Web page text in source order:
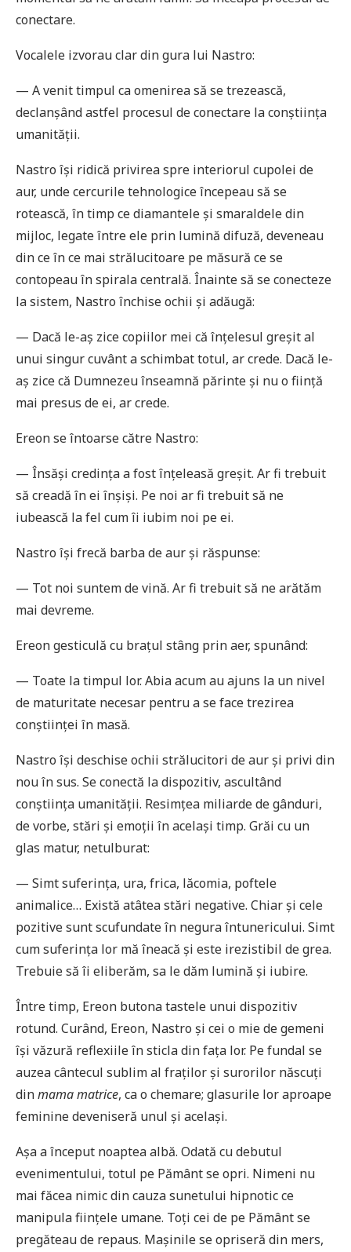
conectare.
Vocalele izvorau clar din gura lui Nastro:
— A venit timpul ca omenirea să se trezească,
declanșând astfel procesul de conectare la conștiința
umanității.
Nastro își ridică privirea spre interiorul cupolei de
aur, unde cercurile tehnologice începeau să se
rotească, în timp ce diamantele și smaraldele din
mijloc, legate între ele prin lumină difuză, deveneau
din ce în ce mai strălucitoare pe măsură ce se
contopeau în spirala centrală. Înainte să se conecteze
la sistem, Nastro închise ochii și adăugă:
— Dacă le-aș zice copiilor mei că înțelesul greșit al
unui singur cuvânt a schimbat totul, ar crede. Dacă le-
aș zice că Dumnezeu înseamnă părinte și nu o ființă
mai presus de ei, ar crede.
Ereon se întoarse către Nastro:
— Însăși credința a fost înțeleasă greșit. Ar fi trebuit
să creadă în ei înșiși. Pe noi ar fi trebuit să ne
iubească la fel cum îi iubim noi pe ei.
Nastro își frecă barba de aur și răspunse:
— Tot noi suntem de vină. Ar fi trebuit să ne arătăm
mai devreme.
Ereon gesticulă cu brațul stâng prin aer, spunând:
— Toate la timpul lor. Abia acum au ajuns la un nivel
de maturitate necesar pentru a se face trezirea
conștiinței în masă.
Nastro își deschise ochii strălucitori de aur și privi din
nou în sus. Se conectă la dispozitiv, ascultând
conștiința umanității. Resimțea miliarde de gânduri,
de vorbe, stări și emoții în același timp. Grăi cu un
glas matur, netulburat:
— Simt suferința, ura, frica, lăcomia, poftele
animalice… Există atâtea stări negative. Chiar și cele
pozitive sunt scufundate în negura întunericului. Simt
cum suferința lor mă îneacă și este irezistibil de grea.
Trebuie să îi eliberăm, sa le dăm lumină și iubire.
Între timp, Ereon butona tastele unui dispozitiv
rotund. Curând, Ereon, Nastro și cei o mie de gemeni
își văzură reflexiile în sticla din fața lor. Pe fundal se
auzea cântecul sublim al fraților și surorilor născuți
dinmama matrice, ca o chemare; glasurile lor aproape
feminine deveniseră unul și același.
Așa a început noaptea albă. Odată cu debutul
evenimentului, totul pe Pământ se opri. Nimeni nu
mai făcea nimic din cauza sunetului hipnotic ce
manipula ființele umane. Toți cei de pe Pământ se
pregăteau de repaus. Mașinile se opriseră din mers,